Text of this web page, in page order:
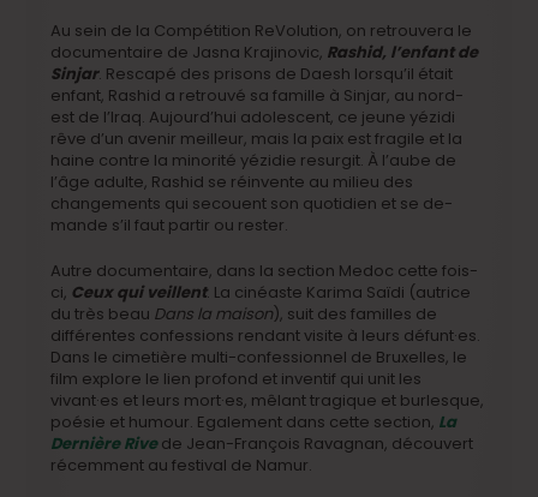
Au sein de la Compétition ReVolution, on retrouvera le
documentaire de Jasna Krajinovic, Rashid, l’enfant de
Sinjar. Rescapé des prisons de Daesh lorsqu’il était
enfant, Rashid a retrouvé sa famille à Sinjar, au nord-
est de l’Iraq. Aujourd’hui adolescent, ce jeune yézidi
rêve d’un avenir meilleur, mais la paix est fragile et la
haine contre la minorité yézidie resurgit. À l’aube de
l’âge adulte, Rashid se réinvente au milieu des
changements qui secouent son quotidien et se de-
mande s’il faut partir ou rester.
Autre documentaire, dans la section Medoc cette fois-
ci, Ceux qui veillent. La cinéaste Karima Saïdi (autrice
du très beau Dans la maison), suit des familles de
différentes confessions rendant visite à leurs défunt·es.
Dans le cimetière multi-confessionnel de Bruxelles, le
film explore le lien profond et inventif qui unit les
vivant·es et leurs mort·es, mêlant tragique et burlesque,
poésie et humour. Egalement dans cette section, La
Dernière Rivede Jean-François Ravagnan, découvert
récemment au festival de Namur.